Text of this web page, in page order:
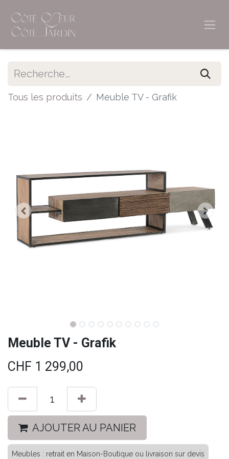
Tous les produits Meuble TV - Grafik
Meuble TV - Grafik
CHF 1 299,00
AJOUTER AU PANIER
Meubles : retrait en Maison-Boutique ou livraison sur devis